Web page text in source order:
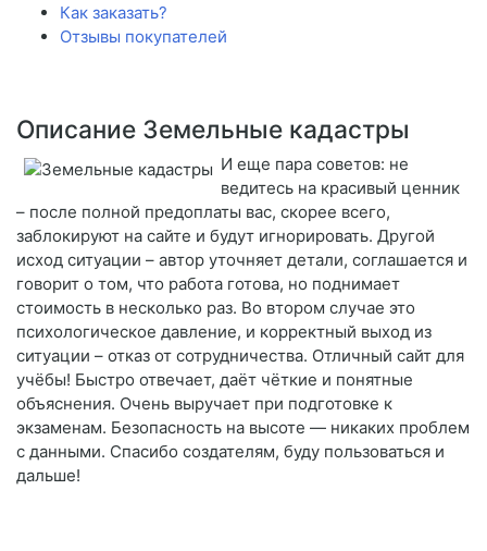
Как заказать?
Отзывы покупателей
Описание Земельные кадастры
И еще пара советов: не
ведитесь на красивый ценник
– после полной предоплаты вас, скорее всего,
заблокируют на сайте и будут игнорировать. Другой
исход ситуации – автор уточняет детали, соглашается и
говорит о том, что работа готова, но поднимает
стоимость в несколько раз. Во втором случае это
психологическое давление, и корректный выход из
ситуации – отказ от сотрудничества. Отличный сайт для
учёбы! Быстро отвечает, даёт чёткие и понятные
объяснения. Очень выручает при подготовке к
экзаменам. Безопасность на высоте — никаких проблем
с данными. Спасибо создателям, буду пользоваться и
дальше!